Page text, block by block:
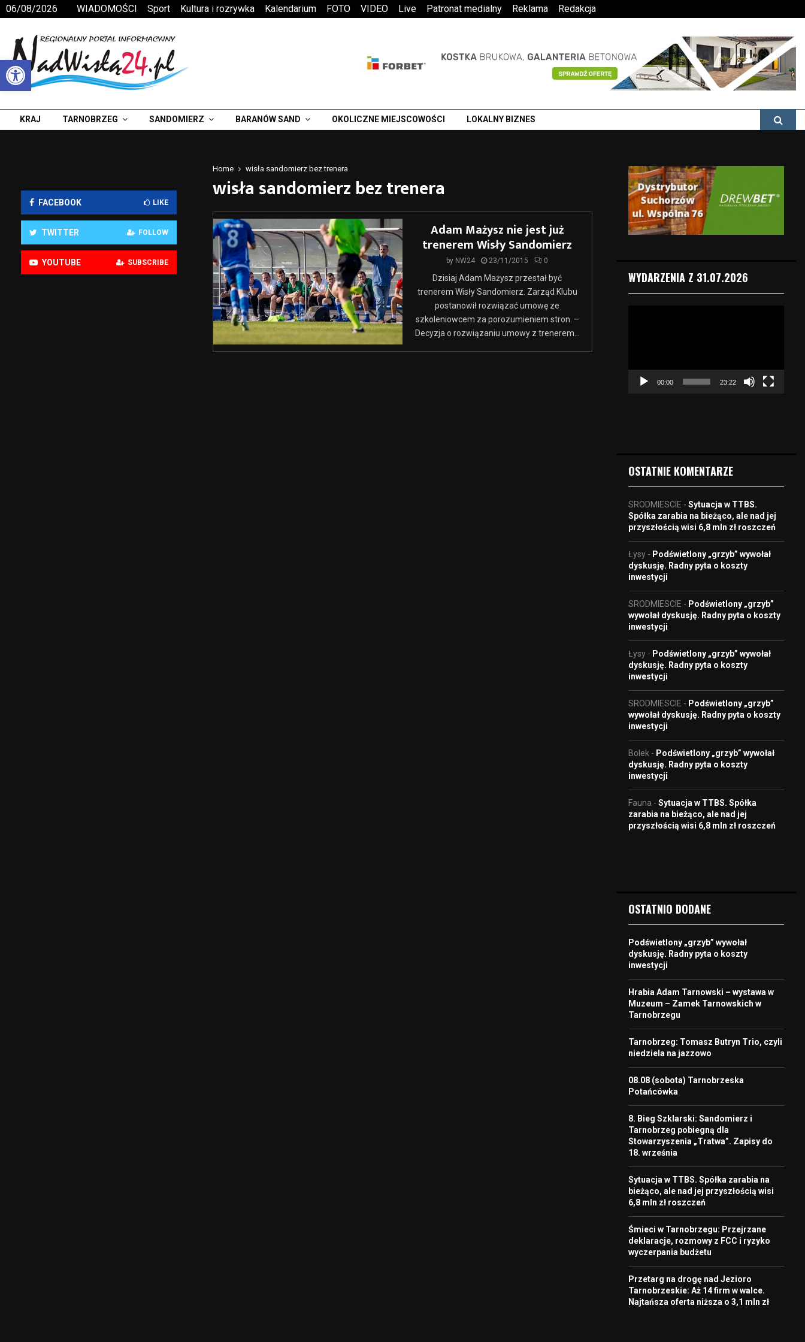
Otwórz pasek narzędzi
06/08/2026 WIADOMOŚCI Sport Kultura i rozrywka Kalendarium FOTO VIDEO Live Patronat medialny Reklama Redakcja
KRAJ TARNOBRZEG SANDOMIERZ BARANÓW SAND OKOLICZNE MIEJSCOWOŚCI LOKALNY BIZNES
Home wisła sandomierz bez trenera
wisła sandomierz bez trenera
Adam Mażysz nie jest już
trenerem Wisły Sandomierz
by NW24 23/11/2015 0
Dzisiaj Adam Mażysz przestał być
trenerem Wisły Sandomierz. Zarząd Klubu
postanowił rozwiązać umowę ze
szkoleniowcem za porozumieniem stron. –
Decyzja o rozwiązaniu umowy z trenerem...
FACEBOOK LIKE
TWITTER FOLLOW
YOUTUBE SUBSCRIBE
WYDARZENIA Z 31.07.2026
e
o
00:00 23:22
OSTATNIE KOMENTARZE
SRODMIESCIE - Sytuacja w TTBS.
Spółka zarabia na bieżąco, ale nad jej
przyszłością wisi 6,8 mln zł roszczeń
Łysy - Podświetlony „grzyb” wywołał
dyskusję. Radny pyta o koszty
inwestycji
SRODMIESCIE - Podświetlony „grzyb”
wywołał dyskusję. Radny pyta o koszty
inwestycji
Łysy - Podświetlony „grzyb” wywołał
dyskusję. Radny pyta o koszty
inwestycji
SRODMIESCIE - Podświetlony „grzyb”
wywołał dyskusję. Radny pyta o koszty
inwestycji
Bolek - Podświetlony „grzyb” wywołał
dyskusję. Radny pyta o koszty
inwestycji
Fauna - Sytuacja w TTBS. Spółka
zarabia na bieżąco, ale nad jej
przyszłością wisi 6,8 mln zł roszczeń
OSTATNIO DODANE
Podświetlony „grzyb” wywołał
dyskusję. Radny pyta o koszty
inwestycji
Hrabia Adam Tarnowski – wystawa w
Muzeum – Zamek Tarnowskich w
Tarnobrzegu
Tarnobrzeg: Tomasz Butryn Trio, czyli
niedziela na jazzowo
08.08 (sobota) Tarnobrzeska
Potańcówka
8. Bieg Szklarski: Sandomierz i
Tarnobrzeg pobiegną dla
Stowarzyszenia „Tratwa”. Zapisy do
18. września
Sytuacja w TTBS. Spółka zarabia na
bieżąco, ale nad jej przyszłością wisi
6,8 mln zł roszczeń
Śmieci w Tarnobrzegu: Przejrzane
deklaracje, rozmowy z FCC i ryzyko
wyczerpania budżetu
Przetarg na drogę nad Jezioro
Tarnobrzeskie: Aż 14 firm w walce.
Najtańsza oferta niższa o 3,1 mln zł